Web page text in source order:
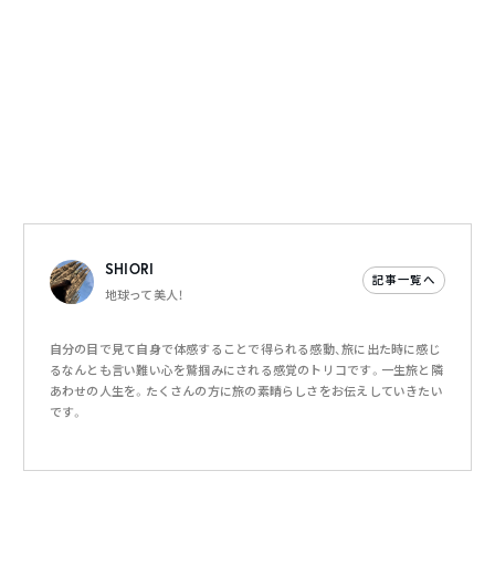
SHIORI
地球って美人！
記事一覧へ
自分の目で見て自身で体感することで得られる感動、旅に出た時に感じ
るなんとも言い難い心を鷲掴みにされる感覚のトリコです。一生旅と隣
あわせの人生を。たくさんの方に旅の素晴らしさをお伝えしていきたい
です。